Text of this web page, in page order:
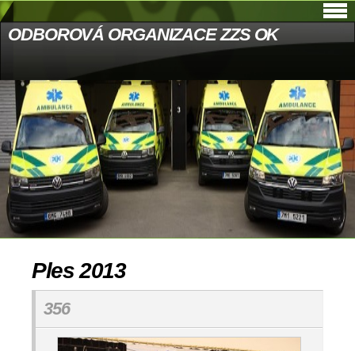
ODBOROVÁ ORGANIZACE ZZS OK
Ples 2013
356